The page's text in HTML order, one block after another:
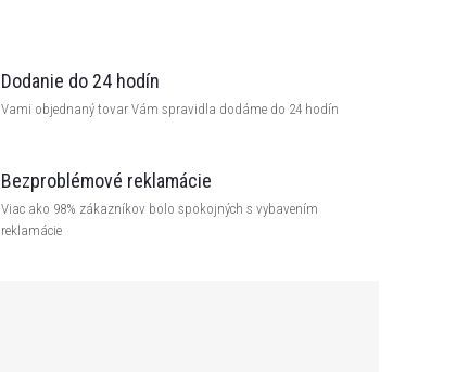
Dodanie do 24 hodín
Vami objednaný tovar Vám spravidla dodáme do 24 hodín
Bezproblémové reklamácie
Viac ako 98% zákazníkov bolo spokojných s vybavením
reklamácie